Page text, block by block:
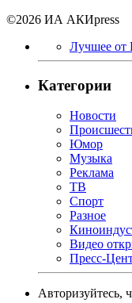
©2026 ИА АКИpress
Лучшее от
Категории
Новости
Юмор
Музыка
Реклама
ТВ
Спорт
Разное
Видео
Пресс-
Авторизуйтесь,